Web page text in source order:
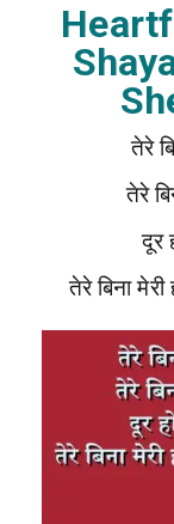
तेरे
तेरे
दूर
तेरे बिना